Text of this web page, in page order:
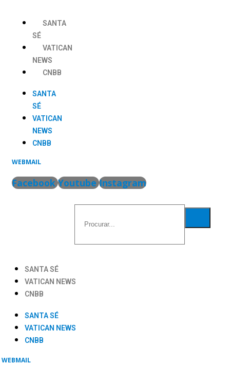
para
conteúdo
SANTA
SÉ
VATICAN
NEWS
CNBB
SANTA
SÉ
VATICAN
NEWS
CNBB
WEBMAIL
Facebook Youtube Instagram
SANTA SÉ
VATICAN NEWS
CNBB
SANTA SÉ
VATICAN NEWS
CNBB
WEBMAIL